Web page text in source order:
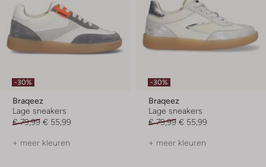
-30%
Braqeez
Lage sneakers
€ 79,99 € 55,99
+ meer kleuren
-30%
Braqeez
Lage sneakers
€ 79,99 € 55,99
+ meer kleuren